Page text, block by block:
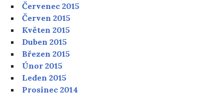
Červenec 2015
Červen 2015
Květen 2015
Duben 2015
Březen 2015
Únor 2015
Leden 2015
Prosinec 2014